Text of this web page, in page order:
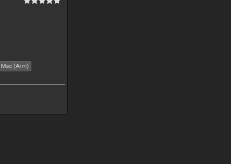
Mac (Arm)